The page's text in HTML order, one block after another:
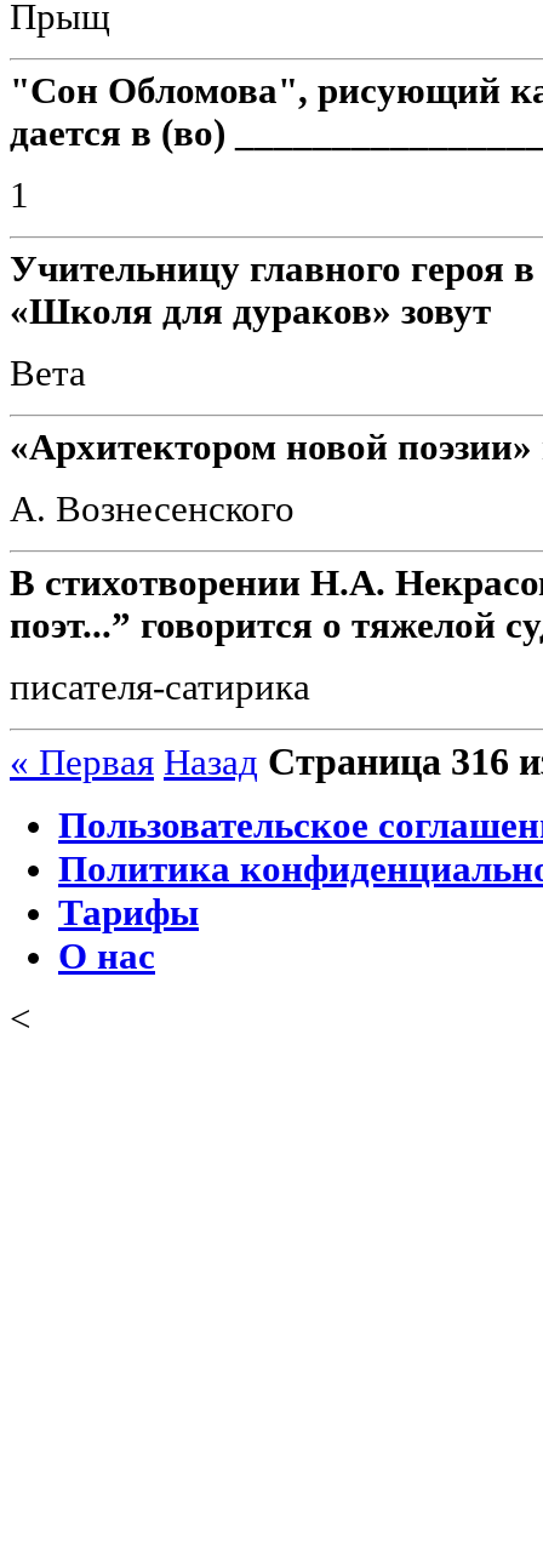
Прыщ
"Сон Обломова", рисующий
дается в (во)
1
Учительницу главного героя
«Школя для дураков» зовут
Вета
«Архитектором новой
А. Вознесенского
В стихотворении Н.А.
поэт...” говорится о тяжелой
писателя-сатирика
« Первая Назад Страница 316
Пользовательское
Политика
Тарифы
О нас
<